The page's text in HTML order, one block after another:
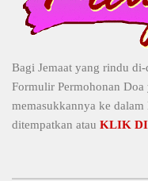
Bagi Jemaat yang rindu
Formulir Permohonan Doa
memasukkannya ke
ditempatkan atau KLIK